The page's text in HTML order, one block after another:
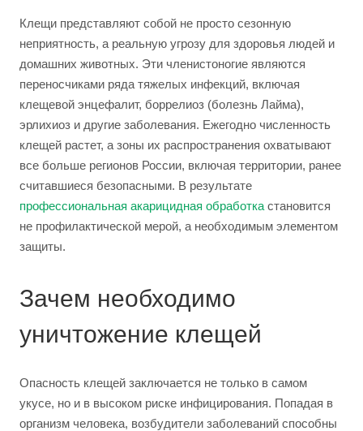
Клещи представляют собой не просто сезонную
неприятность, а реальную угрозу для здоровья людей и
домашних животных. Эти членистоногие являются
переносчиками ряда тяжелых инфекций, включая
клещевой энцефалит, боррелиоз (болезнь Лайма),
эрлихиоз и другие заболевания. Ежегодно численность
клещей растет, а зоны их распространения охватывают
все больше регионов России, включая территории, ранее
считавшиеся безопасными. В результате
профессиональная акарицидная обработка становится
не профилактической мерой, а необходимым элементом
защиты.
Зачем необходимо
уничтожение клещей
Опасность клещей заключается не только в самом
укусе, но и в высоком риске инфицирования. Попадая в
организм человека, возбудители заболеваний способны